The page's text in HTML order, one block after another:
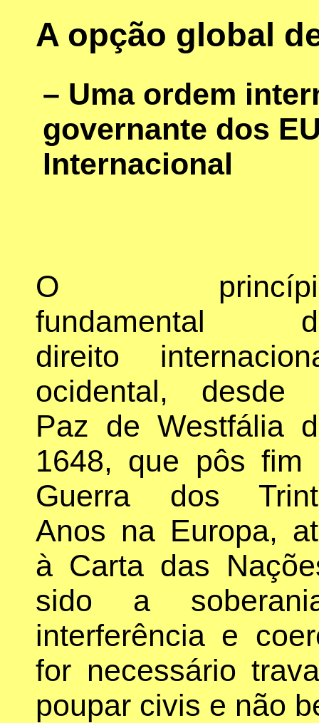
A opção global
– Uma ordem
governante dos
Internacional
O
fundamental
direito
ocidental, desde
Paz de Westfália
1648, que pôs fim
Guerra dos
Anos na Europa,
à Carta das
sido a
interferência e
for necessário
poupar civis e não